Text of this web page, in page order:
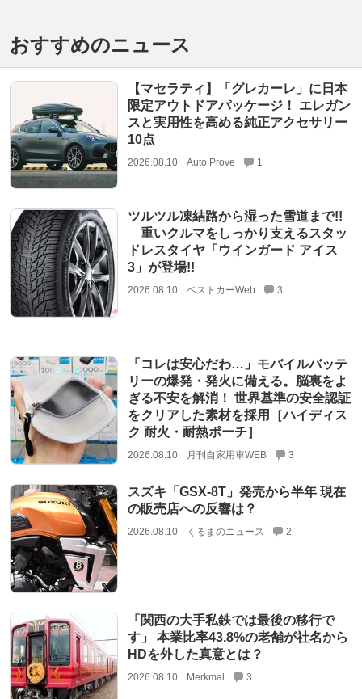
おすすめのニュース
【マセラティ】「グレカーレ」に日本
限定アウトドアパッケージ！ エレガン
スと実用性を高める純正アクセサリー
10点
2026.08.10 Auto Prove 1
ツルツル凍結路から湿った雪道まで!!
重いクルマをしっかり支えるスタッ
ドレスタイヤ「ウインガード アイス
3」が登場!!
2026.08.10 ベストカーWeb 3
「コレは安心だわ…」モバイルバッテ
リーの爆発・発火に備える。脳裏をよ
ぎる不安を解消！ 世界基準の安全認証
をクリアした素材を採用［ハイディス
ク 耐火・耐熱ポーチ］
2026.08.10 月刊自家用車WEB 3
スズキ「GSX-8T」発売から半年 現在
の販売店への反響は？
2026.08.10 くるまのニュース 2
「関西の大手私鉄では最後の移行で
す」 本業比率43.8%の老舗が社名から
HDを外した真意とは？
2026.08.10 Merkmal 3